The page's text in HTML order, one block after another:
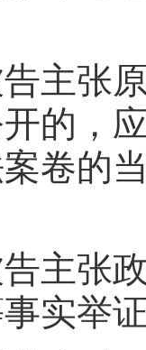
张原
的，
卷的
张政
实举